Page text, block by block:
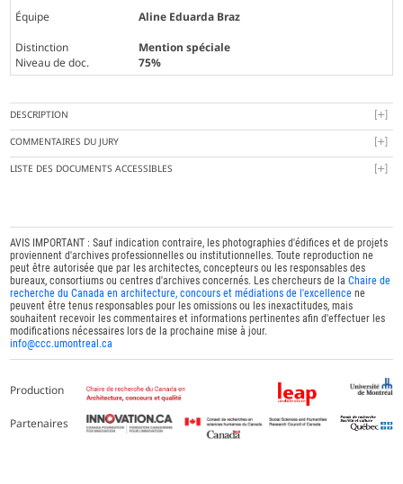
Équipe
Aline Eduarda Braz
Distinction
Mention spéciale
Niveau de doc.
75%
DESCRIPTION
COMMENTAIRES DU JURY
LISTE DES DOCUMENTS ACCESSIBLES
AVIS IMPORTANT : Sauf indication contraire, les photographies d'édifices et de projets
proviennent d'archives professionnelles ou institutionnelles. Toute reproduction ne
peut être autorisée que par les architectes, concepteurs ou les responsables des
bureaux, consortiums ou centres d'archives concernés. Les chercheurs de laChaire de
recherche du Canada en architecture, concours et médiations de l'excellence ne
peuvent être tenus responsables pour les omissions ou les inexactitudes, mais
souhaitent recevoir les commentaires et informations pertinentes afin d'effectuer les
modifications nécessaires lors de la prochaine mise à jour.
info@ccc.umontreal.ca
Production
Partenaires